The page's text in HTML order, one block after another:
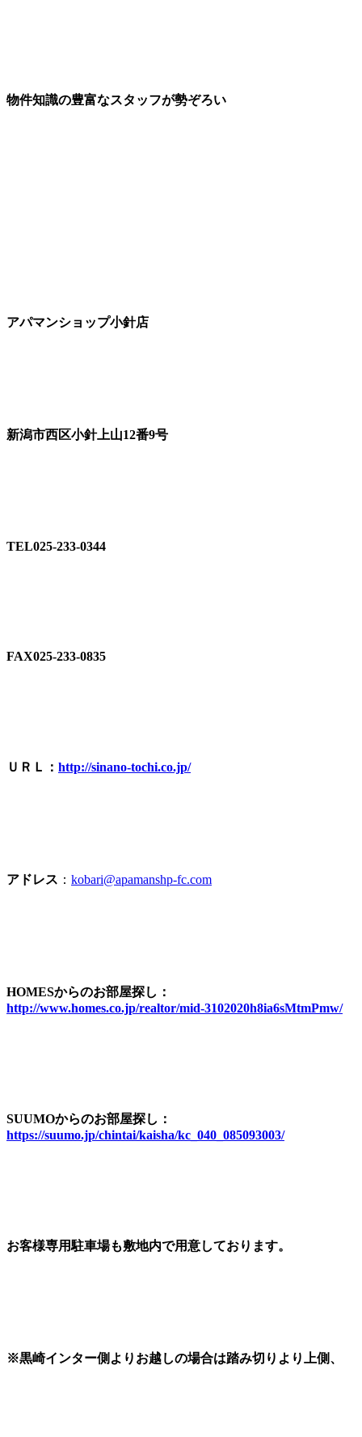
物件知識の豊富なスタッフが勢ぞろい
アパマンショップ小針店
新潟市西区小針上山12番9号
TEL025-233-0344
FAX025-233-0835
ＵＲＬ： http://sinano-tochi.co.jp/
アドレス ： kobari@apamanshp-fc.com
HOMESからのお部屋探し：
http://www.homes.co.jp/realtor/mid-3102020h8ia6sMtmPmw/
SUUMOからのお部屋探し：
https://suumo.jp/chintai/kaisha/kc_040_085093003/
お客様専用駐車場も敷地内で用意しております。
※黒崎インター側よりお越しの場合は踏み切りより上側、